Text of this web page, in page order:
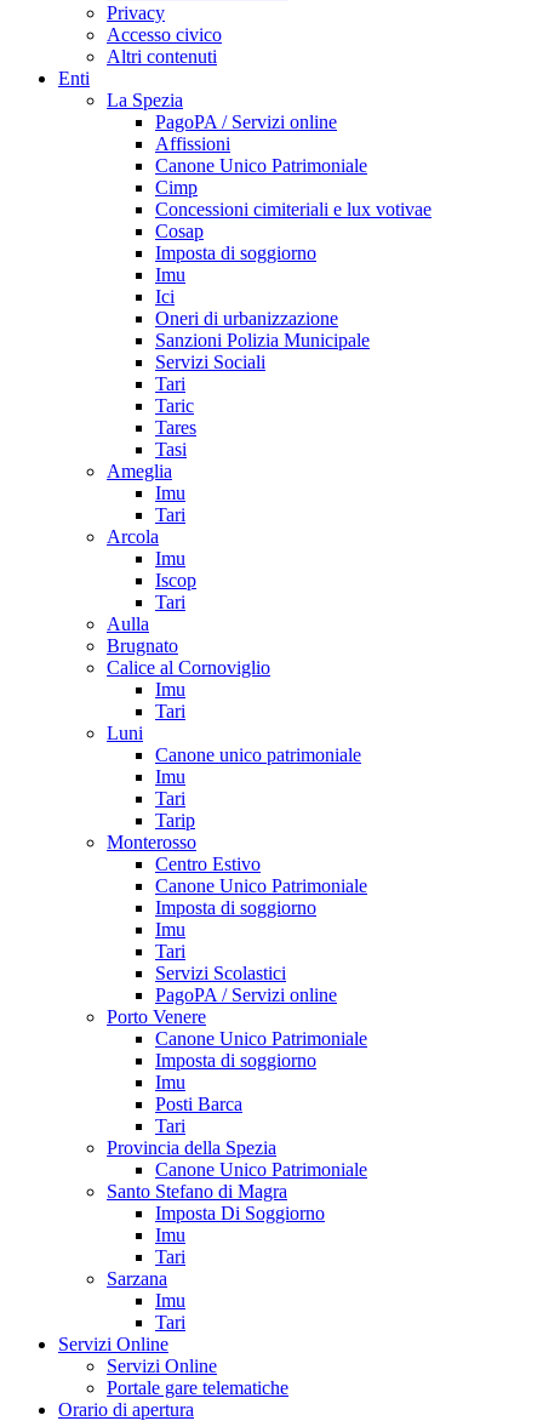
Privacy
Accesso civico
Altri contenuti
Enti
La Spezia
PagoPA / Servizi online
Affissioni
Canone Unico Patrimoniale
Cimp
Concessioni cimiteriali e lux votivae
Cosap
Imposta di soggiorno
Imu
Ici
Oneri di urbanizzazione
Sanzioni Polizia Municipale
Servizi Sociali
Tari
Taric
Tares
Tasi
Ameglia
Imu
Tari
Arcola
Imu
Iscop
Tari
Aulla
Brugnato
Calice al Cornoviglio
Imu
Tari
Luni
Canone unico patrimoniale
Imu
Tari
Tarip
Monterosso
Centro Estivo
Canone Unico Patrimoniale
Imposta di soggiorno
Imu
Tari
Servizi Scolastici
PagoPA / Servizi online
Porto Venere
Canone Unico Patrimoniale
Imposta di soggiorno
Imu
Posti Barca
Tari
Provincia della Spezia
Canone Unico Patrimoniale
Santo Stefano di Magra
Imposta Di Soggiorno
Imu
Tari
Sarzana
Imu
Tari
Servizi Online
Servizi Online
Portale gare telematiche
Orario di apertura